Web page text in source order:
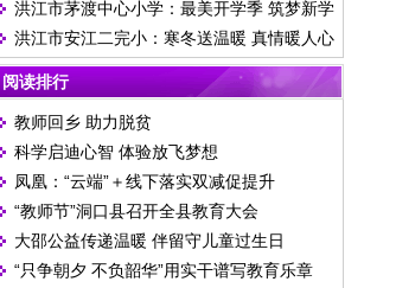
活动
洪江市茅渡中心小学：最美开学季 筑梦新学
期
洪江市安江二完小：寒冬送温暖 真情暖人心
阅读排行
教师回乡 助力脱贫
科学启迪心智 体验放飞梦想
凤凰：“云端”＋线下落实双减促提升
“教师节”洞口县召开全县教育大会
大邵公益传递温暖 伴留守儿童过生日
“只争朝夕 不负韶华”用实干谱写教育乐章